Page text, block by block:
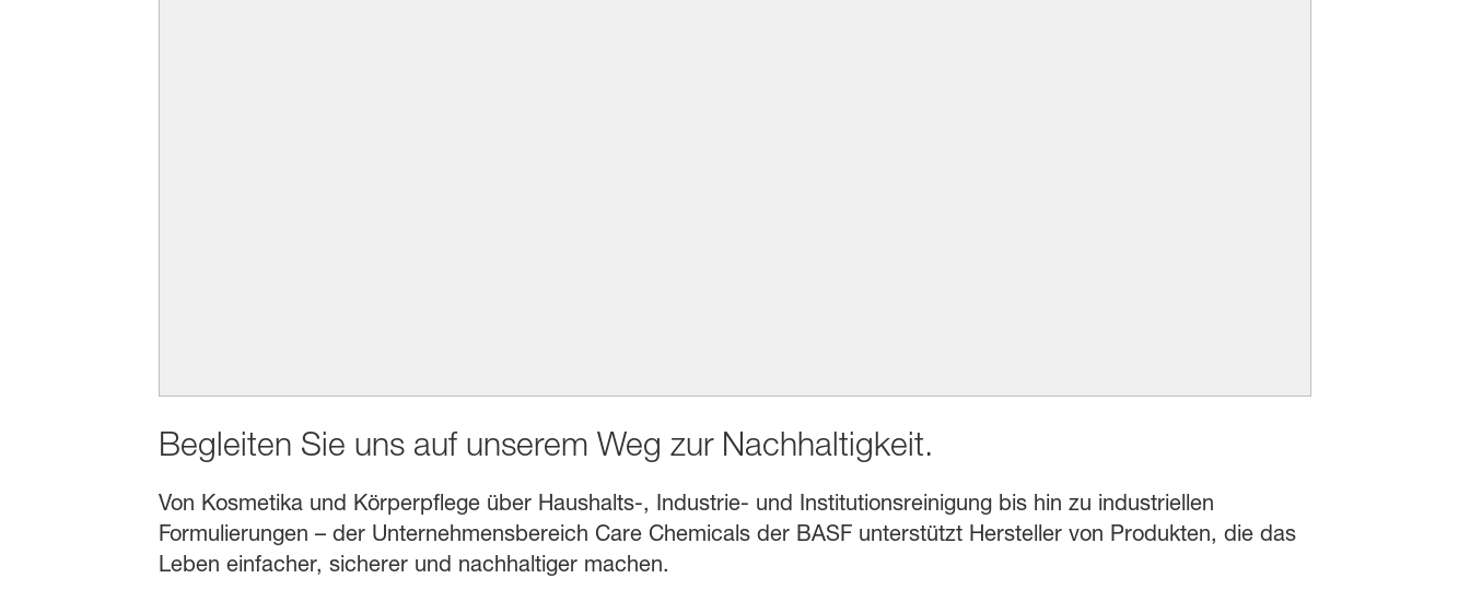
Begleiten Sie uns auf unserem Weg zur Nachhaltigkeit.
Von Kosmetika und Körperpflege über Haushalts-, Industrie- und Institutionsreinigung bis hin zu industriellen
Formulierungen – der Unternehmensbereich Care Chemicals der BASF unterstützt Hersteller von Produkten, die das
Leben einfacher, sicherer und nachhaltiger machen.